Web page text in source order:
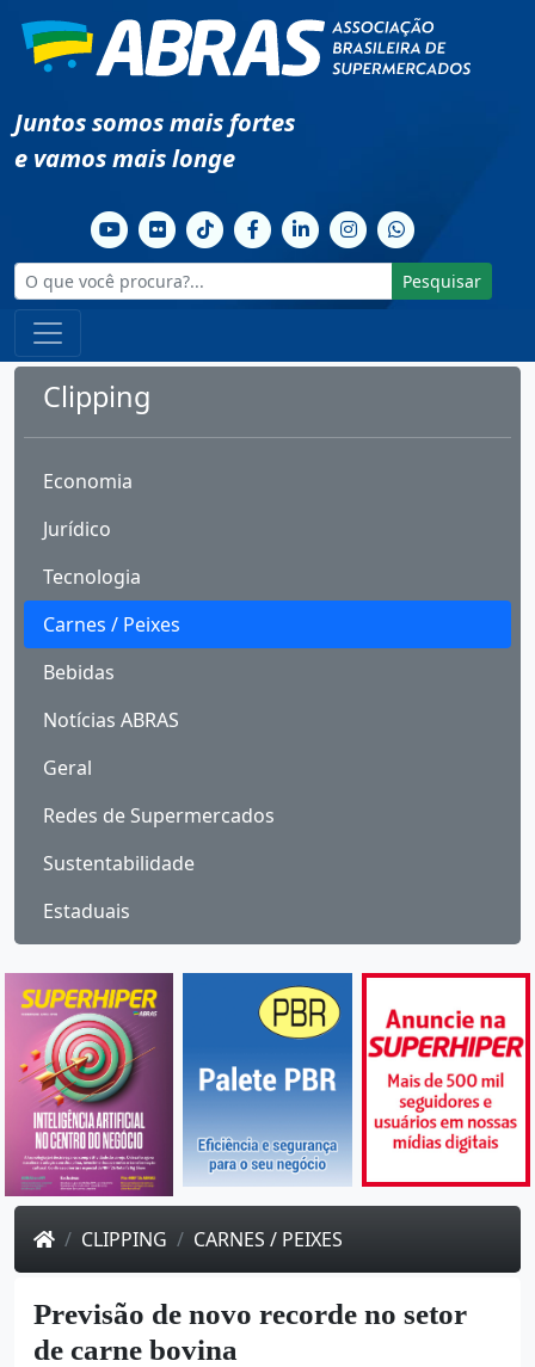
Juntos somos mais fortes
e vamos mais longe
Pesquisar
Clipping
Economia
Jurídico
Tecnologia
Carnes / Peixes
Bebidas
Notícias ABRAS
Geral
Redes de Supermercados
Sustentabilidade
Estaduais
CLIPPING CARNES / PEIXES
Previsão de novo recorde no setor
de carne bovina